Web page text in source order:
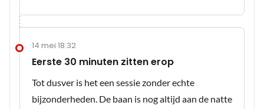
14 mei 18:32
Eerste 30 minuten zitten erop
Tot dusver is het een sessie zonder echte
bijzonderheden. De baan is nog altijd aan de natte